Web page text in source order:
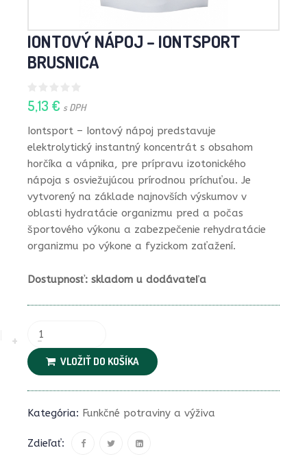
IONTOVÝ NÁPOJ – IONTSPORT
BRUSNICA
5,13 € s DPH
Iontsport – Iontový nápoj predstavuje
elektrolytický instantný koncentrát s obsahom
horčíka a vápnika, pre prípravu izotonického
nápoja s osviežujúcou prírodnou príchuťou. Je
vytvorený na základe najnovších výskumov v
oblasti hydratácie organizmu pred a počas
športového výkonu a zabezpečenie rehydratácie
organizmu po výkone a fyzickom zaťažení.
Dostupnosť: skladom u dodávateľa
VLOŽIŤ DO KOŠÍKA
Kategória: Funkčné potraviny a výživa
Zdieľať: